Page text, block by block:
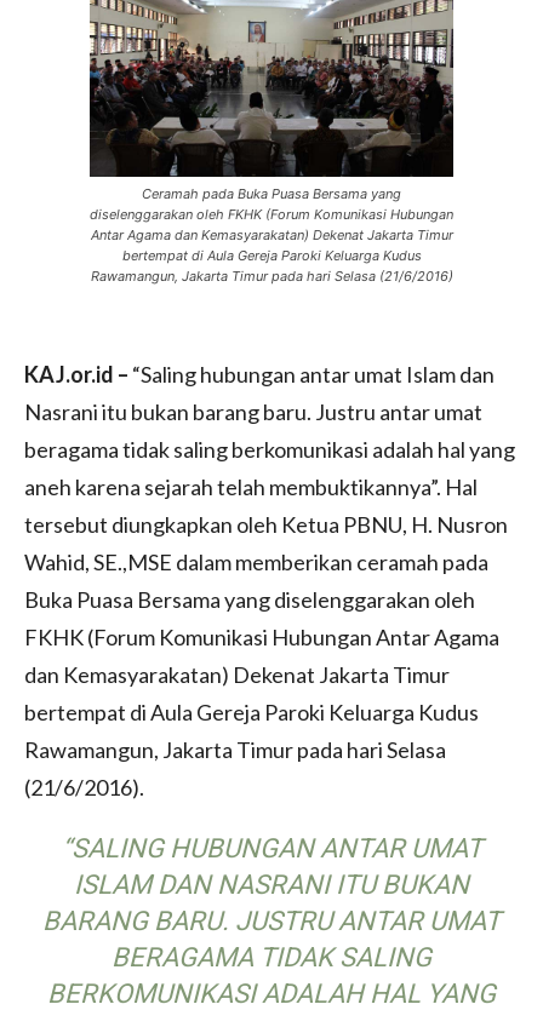
Ceramah pada Buka Puasa Bersama yang
diselenggarakan oleh FKHK (Forum Komunikasi Hubungan
Antar Agama dan Kemasyarakatan) Dekenat Jakarta Timur
bertempat di Aula Gereja Paroki Keluarga Kudus
Rawamangun, Jakarta Timur pada hari Selasa (21/6/2016)
KAJ.or.id – “Saling hubungan antar umat Islam dan
Nasrani itu bukan barang baru. Justru antar umat
beragama tidak saling berkomunikasi adalah hal yang
aneh karena sejarah telah membuktikannya”. Hal
tersebut diungkapkan oleh Ketua PBNU, H. Nusron
Wahid, SE.,MSE dalam memberikan ceramah pada
Buka Puasa Bersama yang diselenggarakan oleh
FKHK (Forum Komunikasi Hubungan Antar Agama
dan Kemasyarakatan) Dekenat Jakarta Timur
bertempat di Aula Gereja Paroki Keluarga Kudus
Rawamangun, Jakarta Timur pada hari Selasa
(21/6/2016).
“SALING HUBUNGAN ANTAR UMAT
ISLAM DAN NASRANI ITU BUKAN
BARANG BARU. JUSTRU ANTAR UMAT
BERAGAMA TIDAK SALING
BERKOMUNIKASI ADALAH HAL YANG